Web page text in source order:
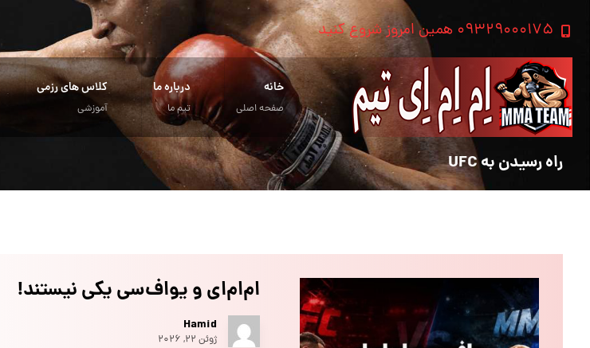
۰۹۳۲۹۰۰۰۱۷۵ همین امروز شروع کنید
خانه
صفحه اصلی
درباره ما
تیم ما
کلاس های رزمی
آموزشی
راه رسیدن به UFC
ام‌ام‌ای و یو‌اف‌سی یکی نیستند!
Hamid
ژوئن ۲۲, ۲۰۲۶